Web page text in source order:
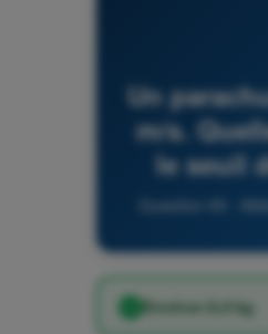
Un
m/s.
le seuil
Question 44 -
Environ 6,4 kg